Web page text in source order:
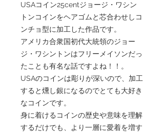
USAコイン25centジョージ・ワシン
トンコインをヘアゴムと芯合わせしコ
ンチョ型に加工した作品です。
アメリカ合衆国初代大統領のジョー
ジ・ワシントンはフリーメイソンだっ
たことも有名な話ですよね！！。
USAのコインは彫りが深いので、加工
すると燻し銀になるのでとても大好き
なコインです。
身に着けるコインの歴史や意味を理解
するだけでも、より一層に愛着を増す